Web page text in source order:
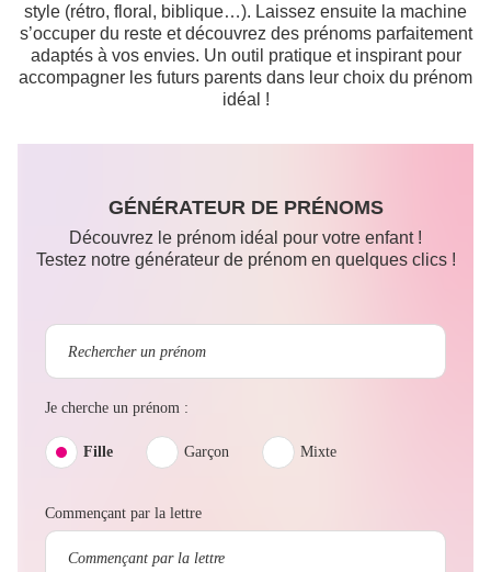
style (rétro, floral, biblique…). Laissez ensuite la machine
s’occuper du reste et découvrez des prénoms parfaitement
adaptés à vos envies. Un outil pratique et inspirant pour
accompagner les futurs parents dans leur choix du prénom
idéal !
GÉNÉRATEUR DE PRÉNOMS
Découvrez le prénom idéal pour votre enfant !
Testez notre générateur de prénom en quelques clics !
Je cherche un prénom :
Fille Garçon Mixte
Commençant par la lettre